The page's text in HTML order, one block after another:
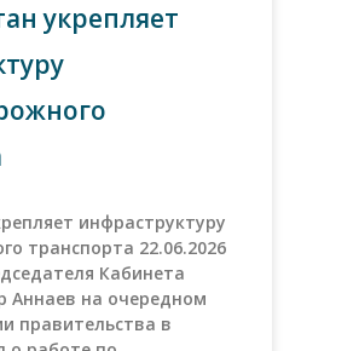
укрепляет
инфраструктуру
транспорта 22.06.2026
Кабинета
Аннаев на очередном
правительства в